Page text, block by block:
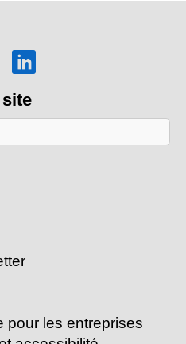
sur Facebook
nous sur
notre
Suis-nous sur
pour les entreprises